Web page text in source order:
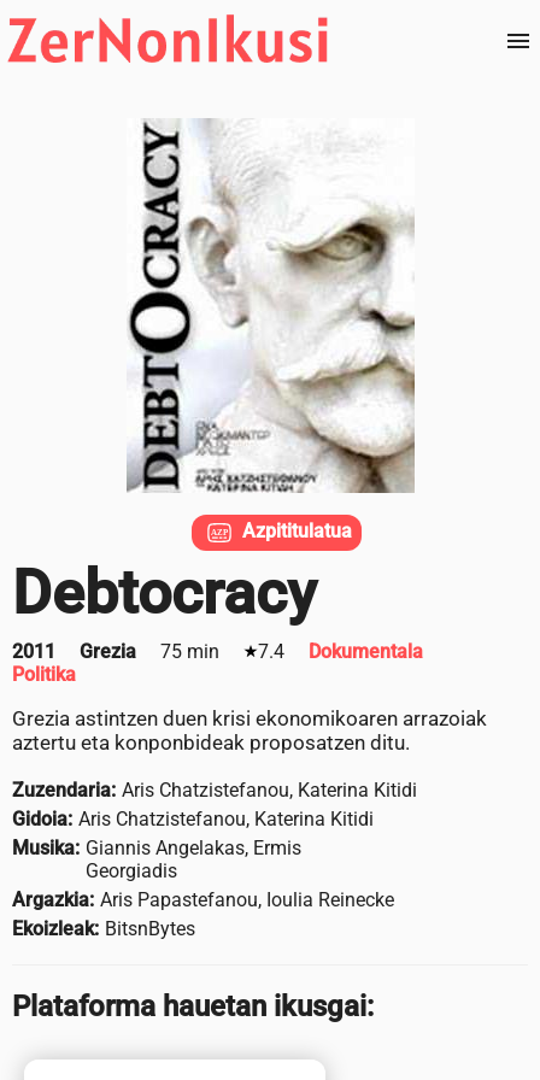
Debtocracy
2011 Grezia 75 min 7.4
Dokumentala
Politika
Grezia astintzen duen krisi ekonomikoaren arrazoiak
aztertu eta konponbideak proposatzen ditu.
Zuzendaria: Aris Chatzistefanou, Katerina Kitidi
Gidoia: Aris Chatzistefanou, Katerina Kitidi
Musika: Giannis Angelakas, Ermis
Georgiadis
Argazkia: Aris Papastefanou, Ioulia Reinecke
Ekoizleak: BitsnBytes
Plataforma hauetan ikusgai:
Azpititulatua